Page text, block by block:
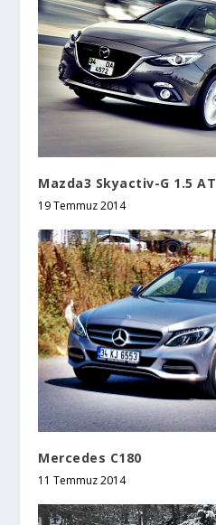
Mazda3 Skyactiv-G 1.5 AT
19 Temmuz 2014
Mercedes C180
11 Temmuz 2014